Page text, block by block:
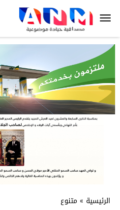
الرئيسية » متنوع